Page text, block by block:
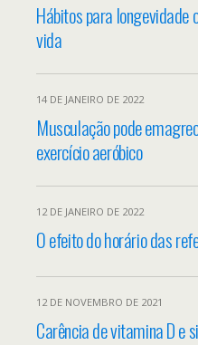
Hábitos para longevidade
vida
14 DE JANEIRO DE 2022
Musculação pode
exercício aeróbico
12 DE JANEIRO DE 2022
O efeito do horário das
12 DE NOVEMBRO DE 2021
Carência de vitamina D e